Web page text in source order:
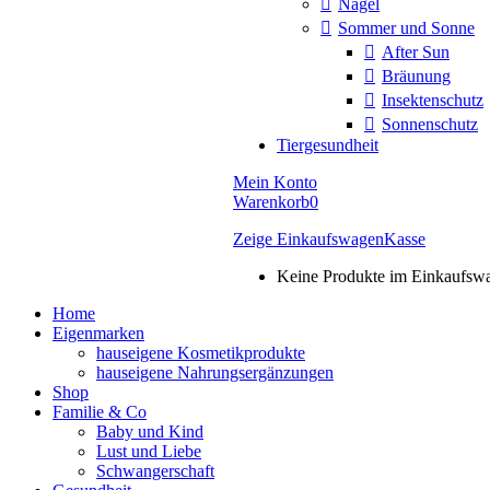
Sommer und Sonne
After Sun
Bräunung
Insektenschutz
Sonnenschutz
Tiergesundheit
Mein Konto
Warenkorb0
Zeige EinkaufswagenKasse
Keine Produkte im
Home
Eigenmarken
hauseigene Kosmetikprodukte
hauseigene Nahrungsergänzungen
Shop
Familie & Co
Baby und Kind
Lust und Liebe
Schwangerschaft